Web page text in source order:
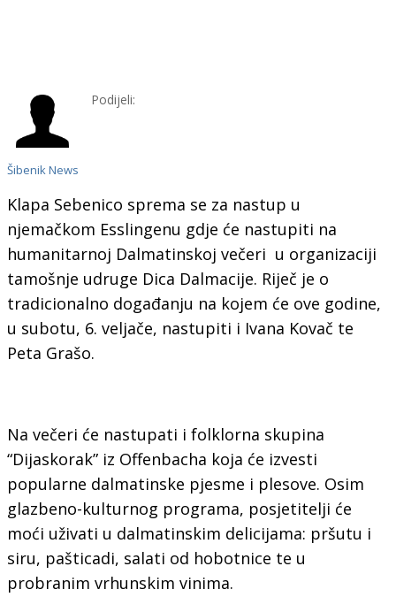
Šibenik News
Podijeli:
Klapa Sebenico sprema se za nastup u
njemačkom Esslingenu gdje će nastupiti na
humanitarnoj Dalmatinskoj večeri u organizaciji
tamošnje udruge Dica Dalmacije. Riječ je o
tradicionalno događanju na kojem će ove godine,
u subotu, 6. veljače, nastupiti i Ivana Kovač te
Peta Grašo.
Na večeri će nastupati i folklorna skupina
“Dijaskorak” iz Offenbacha koja će izvesti
popularne dalmatinske pjesme i plesove. Osim
glazbeno-kulturnog programa, posjetitelji će
moći uživati u dalmatinskim delicijama: pršutu i
siru, pašticadi, salati od hobotnice te u
probranim vrhunskim vinima.